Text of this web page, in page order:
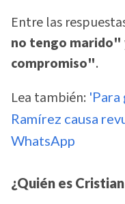
Entre las
no tengo marido"
compromiso".
Lea también:
Ramírez causa
WhatsApp
¿Quién es